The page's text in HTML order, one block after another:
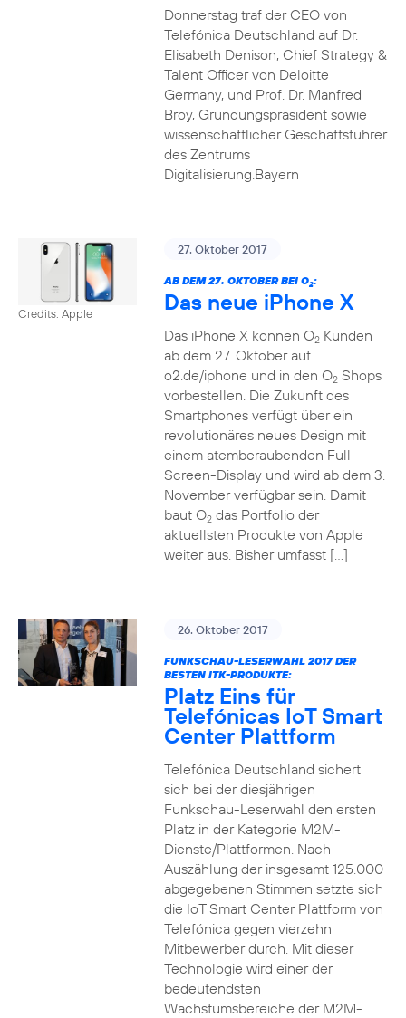
Donnerstag traf der CEO von
Telefónica Deutschland auf Dr.
Elisabeth Denison, Chief Strategy &
Talent Officer von Deloitte
Germany, und Prof. Dr. Manfred
Broy, Gründungspräsident sowie
wissenschaftlicher Geschäftsführer
des Zentrums
Digitalisierung.Bayern
Credits: Apple
27. Oktober 2017
AB DEM 27. OKTOBER BEI O2:
Das neue iPhone X
Das iPhone X können O2Kunden
ab dem 27. Oktober auf
o2.de/iphone und in den O2Shops
vorbestellen. Die Zukunft des
Smartphones verfügt über ein
revolutionäres neues Design mit
einem atemberaubenden Full
Screen-Display und wird ab dem 3.
November verfügbar sein. Damit
baut O2das Portfolio der
aktuellsten Produkte von Apple
weiter aus. Bisher umfasst […]
26. Oktober 2017
FUNKSCHAU-LESERWAHL 2017 DER
BESTEN ITK-PRODUKTE:
Platz Eins für
Telefónicas IoT Smart
Center Plattform
Telefónica Deutschland sichert
sich bei der diesjährigen
Funkschau-Leserwahl den ersten
Platz in der Kategorie M2M-
Dienste/Plattformen. Nach
Auszählung der insgesamt 125.000
abgegebenen Stimmen setzte sich
die IoT Smart Center Plattform von
Telefónica gegen vierzehn
Mitbewerber durch. Mit dieser
Technologie wird einer der
bedeutendsten
Wachstumsbereiche der M2M-